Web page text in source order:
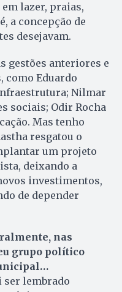
lazer, praias,
a concepção de
desejavam.
gestões anteriores e
como Eduardo
Nilmar
sociais; Odir Rocha
Mas tenho
resgatou o
um projeto
deixando a
investimentos,
de depender
nas
grupo político
ser lembrado